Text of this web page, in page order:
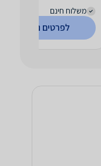
משלוח חינם
לפרטים נוספים